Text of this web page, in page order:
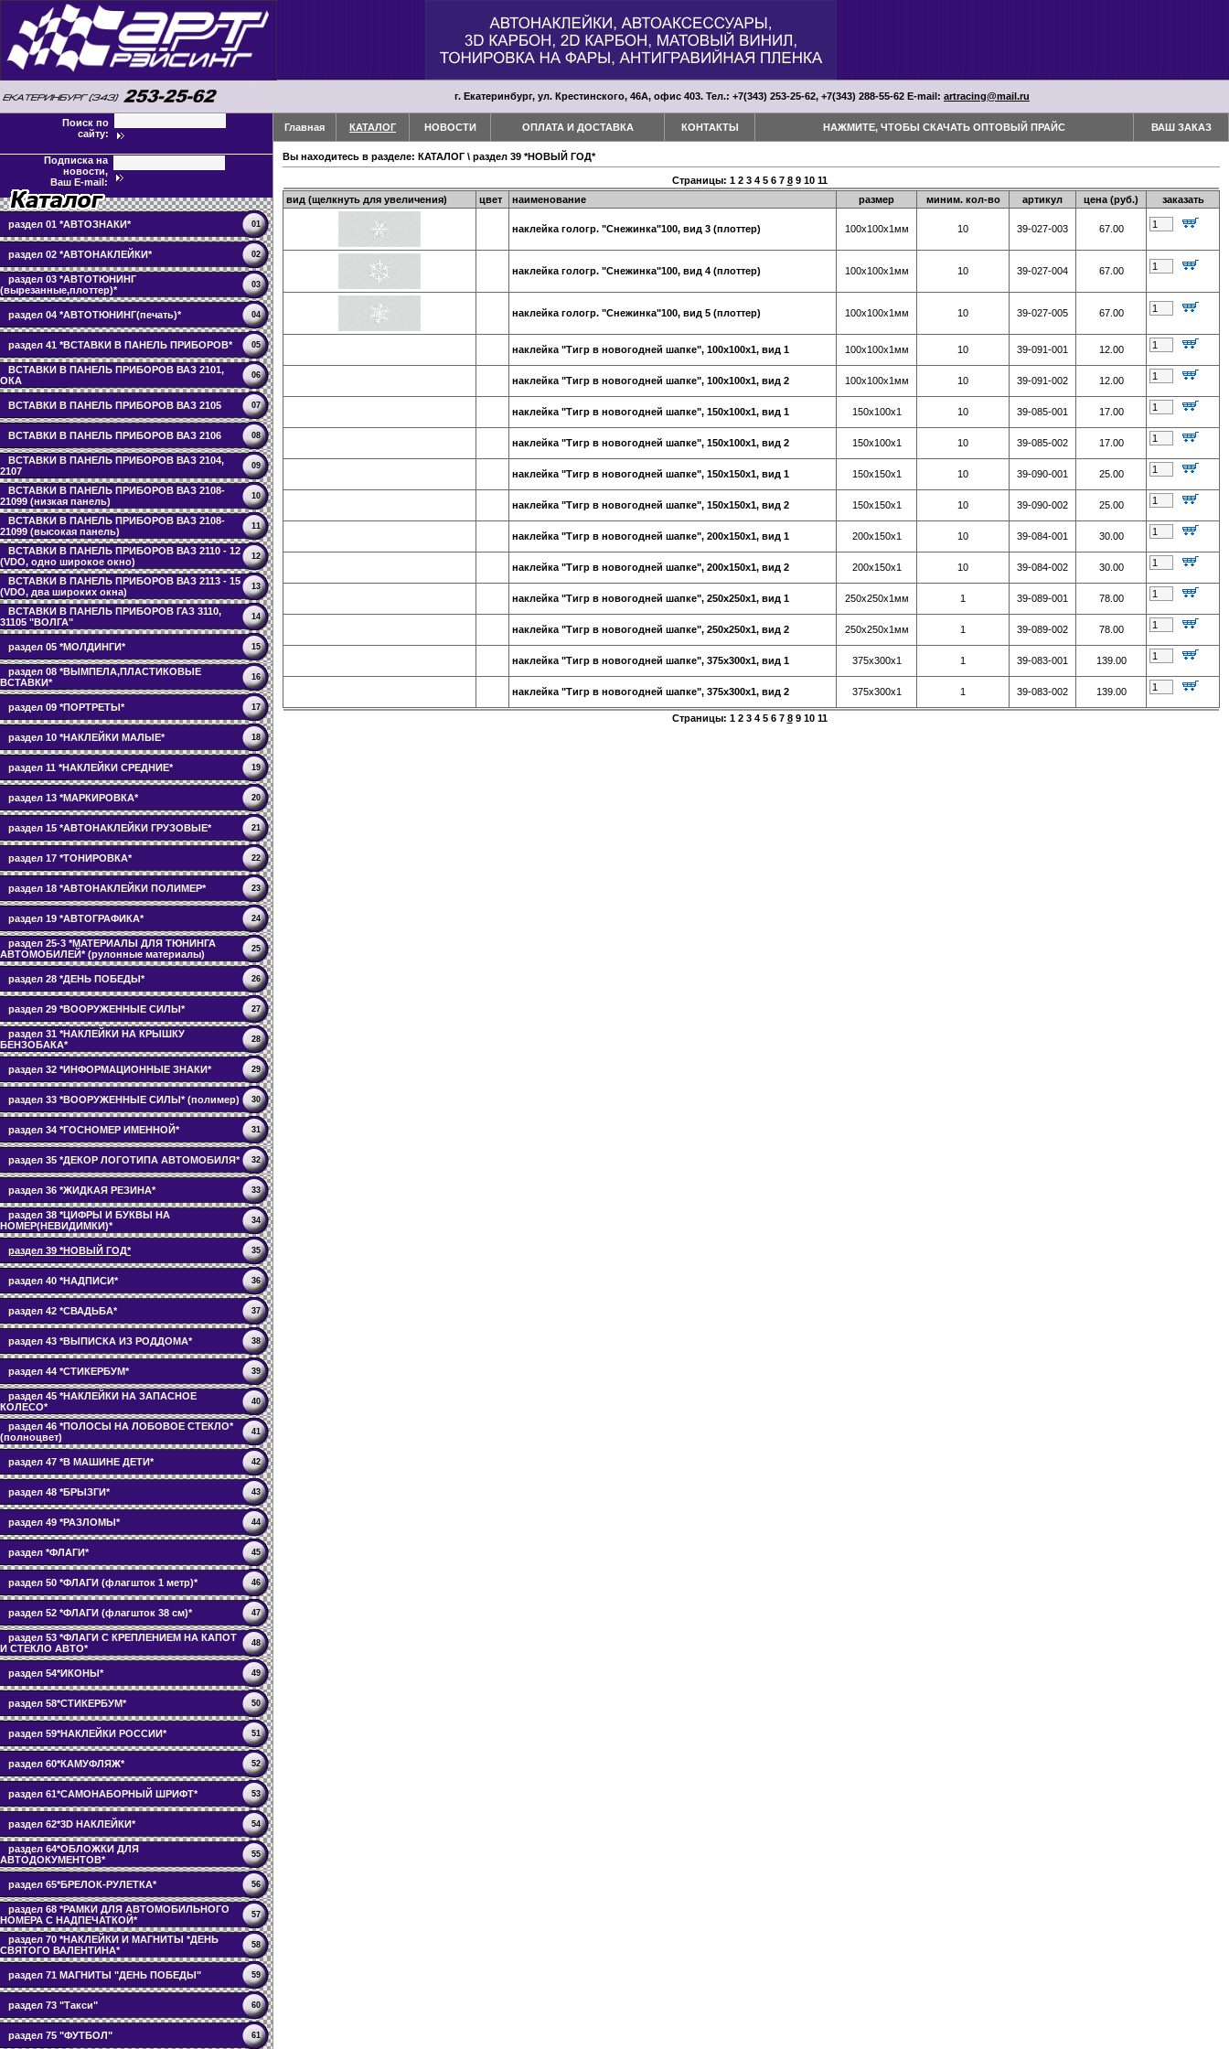
г. Екатеринбург, ул. Крестинского, 46А, офис 403. Тел.: +7(343) 253-25-62, +7(343) 288-55-62 Е-mail: artracing@mail.ru
Поиск по
сайту:
Подписка на
новости,
Ваш E-mail:
раздел 01 *АВТОЗНАКИ* 01
раздел 02 *АВТОНАКЛЕЙКИ* 02
раздел 03 *АВТОТЮНИНГ
(вырезанные,плоттер)*
03
раздел 04 *АВТОТЮНИНГ(печать)* 04
раздел 41 *ВСТАВКИ В ПАНЕЛЬ ПРИБОРОВ* 05
ВСТАВКИ В ПАНЕЛЬ ПРИБОРОВ ВАЗ 2101,
ОКА
06
ВСТАВКИ В ПАНЕЛЬ ПРИБОРОВ ВАЗ 2105 07
ВСТАВКИ В ПАНЕЛЬ ПРИБОРОВ ВАЗ 2106 08
ВСТАВКИ В ПАНЕЛЬ ПРИБОРОВ ВАЗ 2104,
2107
09
ВСТАВКИ В ПАНЕЛЬ ПРИБОРОВ ВАЗ 2108-
21099 (низкая панель)
10
ВСТАВКИ В ПАНЕЛЬ ПРИБОРОВ ВАЗ 2108-
21099 (высокая панель)
11
ВСТАВКИ В ПАНЕЛЬ ПРИБОРОВ ВАЗ 2110 - 12
(VDO, одно широкое окно)
12
ВСТАВКИ В ПАНЕЛЬ ПРИБОРОВ ВАЗ 2113 - 15
(VDO, два широких окна)
13
ВСТАВКИ В ПАНЕЛЬ ПРИБОРОВ ГАЗ 3110,
31105 "ВОЛГА"
14
раздел 05 *МОЛДИНГИ* 15
раздел 08 *ВЫМПЕЛА,ПЛАСТИКОВЫЕ
ВСТАВКИ*
16
раздел 09 *ПОРТРЕТЫ* 17
раздел 10 *НАКЛЕЙКИ МАЛЫЕ* 18
раздел 11 *НАКЛЕЙКИ СРЕДНИЕ* 19
раздел 13 *МАРКИРОВКА* 20
раздел 15 *АВТОНАКЛЕЙКИ ГРУЗОВЫЕ* 21
раздел 17 *ТОНИРОВКА* 22
раздел 18 *АВТОНАКЛЕЙКИ ПОЛИМЕР* 23
раздел 19 *АВТОГРАФИКА* 24
раздел 25-3 *МАТЕРИАЛЫ ДЛЯ ТЮНИНГА
АВТОМОБИЛЕЙ* (рулонные материалы)
25
раздел 28 *ДЕНЬ ПОБЕДЫ* 26
раздел 29 *ВООРУЖЕННЫЕ СИЛЫ* 27
раздел 31 *НАКЛЕЙКИ НА КРЫШКУ
БЕНЗОБАКА*
28
раздел 32 *ИНФОРМАЦИОННЫЕ ЗНАКИ* 29
раздел 33 *ВООРУЖЕННЫЕ СИЛЫ* (полимер) 30
раздел 34 *ГОСНОМЕР ИМЕННОЙ* 31
раздел 35 *ДЕКОР ЛОГОТИПА АВТОМОБИЛЯ* 32
раздел 36 *ЖИДКАЯ РЕЗИНА* 33
раздел 38 *ЦИФРЫ И БУКВЫ НА
НОМЕР(НЕВИДИМКИ)*
34
раздел 39 *НОВЫЙ ГОД* 35
раздел 40 *НАДПИСИ* 36
раздел 42 *СВАДЬБА* 37
раздел 43 *ВЫПИСКА ИЗ РОДДОМА* 38
раздел 44 *СТИКЕРБУМ* 39
раздел 45 *НАКЛЕЙКИ НА ЗАПАСНОЕ
КОЛЕСО*
40
раздел 46 *ПОЛОСЫ НА ЛОБОВОЕ СТЕКЛО*
(полноцвет)
41
раздел 47 *В МАШИНЕ ДЕТИ* 42
раздел 48 *БРЫЗГИ* 43
раздел 49 *РАЗЛОМЫ* 44
раздел *ФЛАГИ* 45
раздел 50 *ФЛАГИ (флагшток 1 метр)* 46
раздел 52 *ФЛАГИ (флагшток 38 см)* 47
раздел 53 *ФЛАГИ С КРЕПЛЕНИЕМ НА КАПОТ
И СТЕКЛО АВТО*
48
раздел 54*ИКОНЫ* 49
раздел 58*СТИКЕРБУМ* 50
раздел 59*НАКЛЕЙКИ РОССИИ* 51
раздел 60*КАМУФЛЯЖ* 52
раздел 61*САМОНАБОРНЫЙ ШРИФТ* 53
раздел 62*3D НАКЛЕЙКИ* 54
раздел 64*ОБЛОЖКИ ДЛЯ
АВТОДОКУМЕНТОВ*
55
раздел 65*БРЕЛОК-РУЛЕТКА* 56
раздел 68 *РАМКИ ДЛЯ АВТОМОБИЛЬНОГО
НОМЕРА С НАДПЕЧАТКОЙ*
57
раздел 70 *НАКЛЕЙКИ И МАГНИТЫ *ДЕНЬ
СВЯТОГО ВАЛЕНТИНА*
58
раздел 71 МАГНИТЫ "ДЕНЬ ПОБЕДЫ" 59
раздел 73 "Такси" 60
раздел 75 "ФУТБОЛ" 61
Главная КАТАЛОГ НОВОСТИ ОПЛАТА И ДОСТАВКА КОНТАКТЫ НАЖМИТЕ, ЧТОБЫ СКАЧАТЬ ОПТОВЫЙ ПРАЙС ВАШ ЗАКАЗ
Вы находитесь в разделе: КАТАЛОГ \ раздел 39 *НОВЫЙ ГОД*
Страницы: 1 2 3 4 5 6 7 8 9 10 11
вид (щелкнуть для увеличения)
цвет наименование размер миним. кол-во артикул цена (руб.) заказать
наклейка гологр. "Снежинка"100, вид 3 (плоттер) 100х100х1мм 10 39-027-003 67.00
наклейка гологр. "Снежинка"100, вид 4 (плоттер) 100х100х1мм 10 39-027-004 67.00
наклейка гологр. "Снежинка"100, вид 5 (плоттер) 100х100х1мм 10 39-027-005 67.00
наклейка "Тигр в новогодней шапке", 100х100х1, вид 1 100х100х1мм 10 39-091-001 12.00
наклейка "Тигр в новогодней шапке", 100х100х1, вид 2 100х100х1мм 10 39-091-002 12.00
наклейка "Тигр в новогодней шапке", 150х100х1, вид 1 150х100х1 10 39-085-001 17.00
наклейка "Тигр в новогодней шапке", 150х100х1, вид 2 150х100х1 10 39-085-002 17.00
наклейка "Тигр в новогодней шапке", 150х150х1, вид 1 150х150х1 10 39-090-001 25.00
наклейка "Тигр в новогодней шапке", 150х150х1, вид 2 150х150х1 10 39-090-002 25.00
наклейка "Тигр в новогодней шапке", 200х150х1, вид 1 200х150х1 10 39-084-001 30.00
наклейка "Тигр в новогодней шапке", 200х150х1, вид 2 200х150х1 10 39-084-002 30.00
наклейка "Тигр в новогодней шапке", 250х250х1, вид 1 250х250х1мм 1 39-089-001 78.00
наклейка "Тигр в новогодней шапке", 250х250х1, вид 2 250х250х1мм 1 39-089-002 78.00
наклейка "Тигр в новогодней шапке", 375х300х1, вид 1 375х300х1 1 39-083-001 139.00
наклейка "Тигр в новогодней шапке", 375х300х1, вид 2 375х300х1 1 39-083-002 139.00
Страницы: 1 2 3 4 5 6 7 8 9 10 11